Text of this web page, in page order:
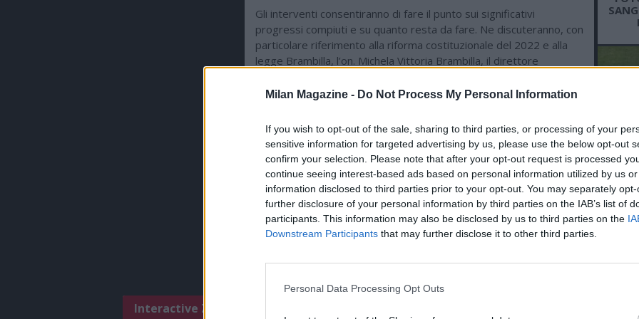
Milan Magazine - Do Not Process My Personal Information
If you wish to opt-out of the sale, sharing to third parties, or processing of your
sensitive information for targeted advertising by us, please use the below opt-out
confirm your selection. Please note that after your opt-out request is processed
continue seeing interest-based ads based on personal information utilized by us
information disclosed to third parties prior to your opt-out. You may separately
further disclosure of your personal information by third parties on the IAB’s list of
participants. This information may also be disclosed by us to third parties on the
Downstream Participants that may further disclose it to other third parties.
Personal Data Processing Opt Outs
Interactive Zone
Gli interventi consentiranno di fare il punto sui significativi
progressi compiuti e su quanto resta da fare. Ne discuteranno, con
particolare riferimento alla riforma costituzionale del 2022 e alla
legge Brambilla, l’on. Michela Vittoria Brambilla, il direttore
Susanna Tamaro e Silvia Veronesi della Fondazione Veronesi, alla
ULTIMISSIME ATTUALITÀ
21.07 00:27 - NEWS - Milano, Fedez
portato al pronto soccorso in
ambulanza: "Problemi gastrici"
evacuate 80mila persone
del